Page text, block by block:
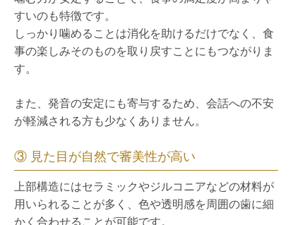
すいのも特徴です。
しっかり噛めることは消化を助けるだけでなく、食
事の楽しみそのものを取り戻すことにもつながりま
す。
また、発音の安定にも寄与するため、会話への不安
が軽減される方も少なくありません。
③ 見た目が自然で審美性が高い
上部構造にはセラミックやジルコニアなどの材料が
用いられることが多く、色や透明感を周囲の歯に細
かく合わせることが可能です。